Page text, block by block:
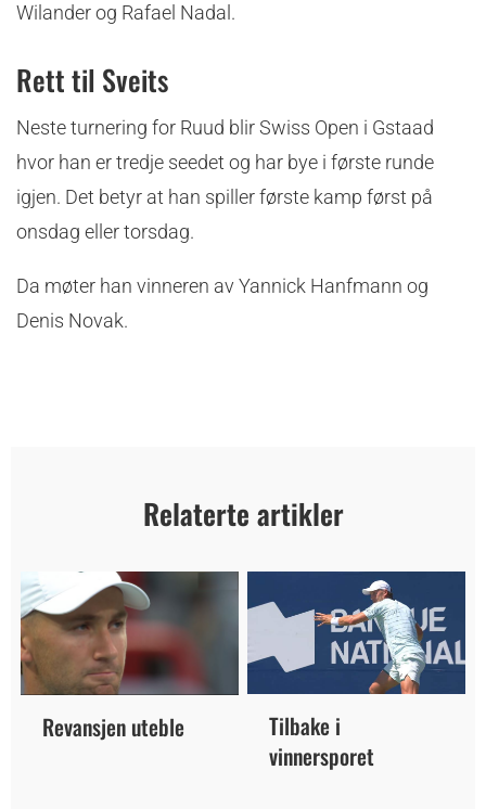
Wilander og Rafael Nadal.
Rett til Sveits
Neste turnering for Ruud blir Swiss Open i Gstaad
hvor han er tredje seedet og har bye i første runde
igjen. Det betyr at han spiller første kamp først på
onsdag eller torsdag.
Da møter han vinneren av Yannick Hanfmann og
Denis Novak.
Relaterte artikler
Revansjen uteble
Tilbake i
vinnersporet